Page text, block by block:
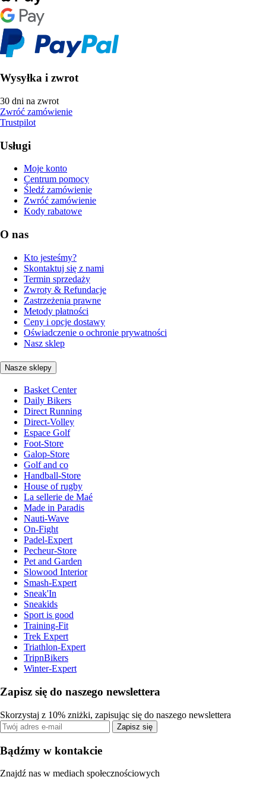
Wysyłka i zwrot
30 dni na zwrot
Zwróć zamówienie
Trustpilot
Usługi
Moje konto
Centrum pomocy
Śledź zamówienie
Zwróć zamówienie
Kody rabatowe
O nas
Kto jesteśmy?
Skontaktuj się z nami
Termin sprzedaży
Zwroty & Refundacje
Zastrzeżenia prawne
Metody płatności
Ceny i opcje dostawy
Oświadczenie o ochronie prywatności
Nasz sklep
Nasze sklepy
Basket Center
Daily Bikers
Direct Running
Direct-Volley
Espace Golf
Foot-Store
Galop-Store
Golf and co
Handball-Store
House of rugby
La sellerie de Maé
Made in Paradis
Nauti-Wave
On-Fight
Padel-Expert
Pecheur-Store
Pet and Garden
Slowood Interior
Smash-Expert
Sneak'In
Sneakids
Sport is good
Training-Fit
Trek Expert
Triathlon-Expert
TripnBikers
Winter-Expert
Zapisz się do naszego newslettera
Skorzystaj z 10% zniżki, zapisując się do naszego newslettera
Zapisz się
Bądźmy w kontakcie
Znajdź nas w mediach społecznościowych